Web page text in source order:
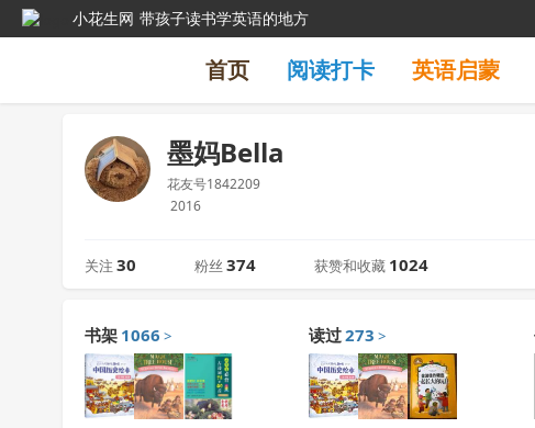
小花生网 带孩子读书学英语的地方
首页 阅读打卡 英语启蒙
墨妈Bella
花友号1842209
2016
关注 30 粉丝 374 获赞和收藏 1024
书架 1066 > 读过273 >